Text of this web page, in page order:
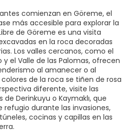
comienzan en Göreme, el
más accesible para explorar la
de Göreme es una visita
en la roca decoradas
Los valles cercanos, como el
y el Valle de las Palomas, ofrecen
al amanecer o al
de la roca se tiñen de rosa
diferente, visite las
Derinkuyu o Kaymaklı, que
refugio durante las invasiones,
cocinas y capillas en las